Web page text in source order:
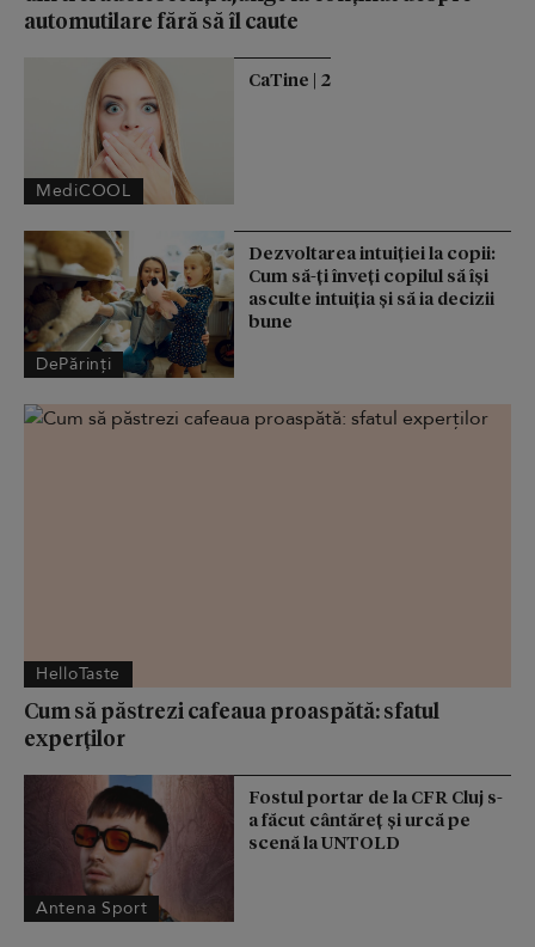
automutilare fără să îl caute
MediCOOL
CaTine | 2
DePărinți
Dezvoltarea intuiției la copii:
Cum să-ți înveți copilul să își
asculte intuiția și să ia decizii
bune
HelloTaste
Cum să păstrezi cafeaua proaspătă: sfatul
experților
Antena Sport
Fostul portar de la CFR Cluj s-
a făcut cântăreţ şi urcă pe
scenă la UNTOLD